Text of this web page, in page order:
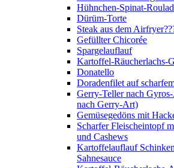
Hühnchen-Spinat-
Dürüm-Torte
Steak aus dem
Gefüllter Chicorée
Spargelauflauf
Kartoffel-Räucherlachs-
Donatello
Doradenfilet auf
Gerry-Teller nach
nach Gerry-Art)
Gemüsegedöns mit
Scharfer Fleischeintopf
und Cashews
Kartoffelauflauf
Sahnesauce